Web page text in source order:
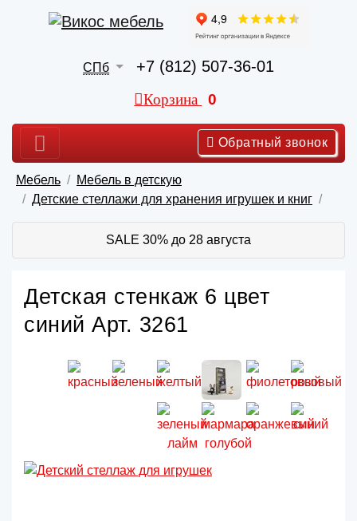
СПб +7 (812) 507-36-01
Корзина 0
Обратный звонок
Мебель
Мебель в детскую
Детские стеллажи для хранения игрушек и книг
SALE 30% до 28 августа
Детская стенкаж 6 цвет
синий Арт. 3261